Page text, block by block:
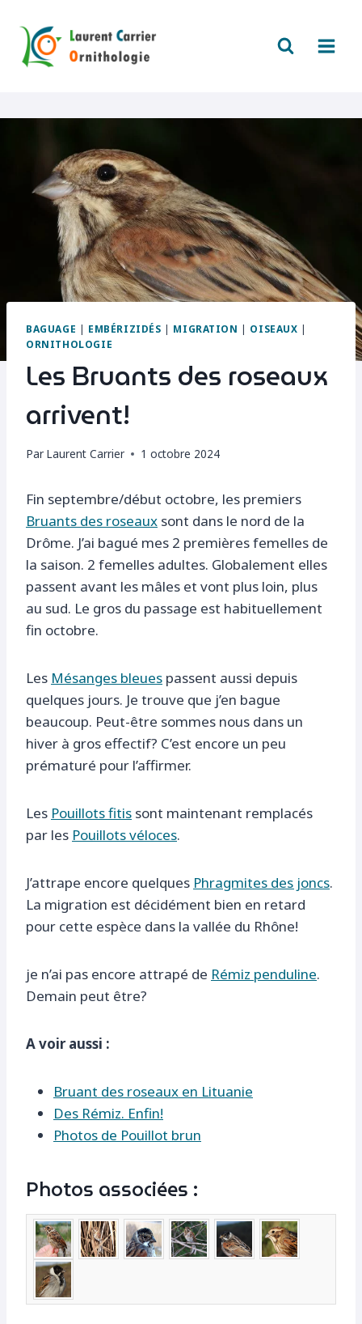
contenu
BAGUAGE | EMBÉRIZIDÉS | MIGRATION | OISEAUX |
ORNITHOLOGIE
Les Bruants des roseaux
arrivent!
Par Laurent Carrier 1 octobre 2024
Fin septembre/début octobre, les premiers
Bruants des roseaux sont dans le nord de la
Drôme. J’ai bagué mes 2 premières femelles de
la saison. 2 femelles adultes. Globalement elles
passent avant les mâles et vont plus loin, plus
au sud. Le gros du passage est habituellement
fin octobre.
Les Mésanges bleues passent aussi depuis
quelques jours. Je trouve que j’en bague
beaucoup. Peut-être sommes nous dans un
hiver à gros effectif? C’est encore un peu
prématuré pour l’affirmer.
Les Pouillots fitis sont maintenant remplacés
par les Pouillots véloces.
J’attrape encore quelques Phragmites des joncs.
La migration est décidément bien en retard
pour cette espèce dans la vallée du Rhône!
je n’ai pas encore attrapé de Rémiz penduline.
Demain peut être?
A voir aussi :
Bruant des roseaux en Lituanie
Des Rémiz. Enfin!
Photos de Pouillot brun
Photos associées :